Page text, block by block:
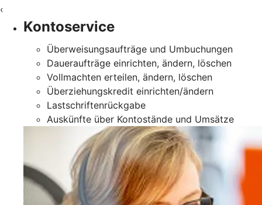
‹
Kontoservice
Überweisungsaufträge und Umbuchungen
Daueraufträge einrichten, ändern, löschen
Vollmachten erteilen, ändern, löschen
Überziehungskredit einrichten/ändern
Lastschriftenrückgabe
Auskünfte über Kontostände und Umsätze